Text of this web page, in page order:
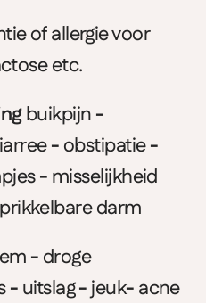
of allergie voor
etc.
buikpijn
- obstipatie
- misselijkheid
darm
- droge
- uitslag - jeuk- acne